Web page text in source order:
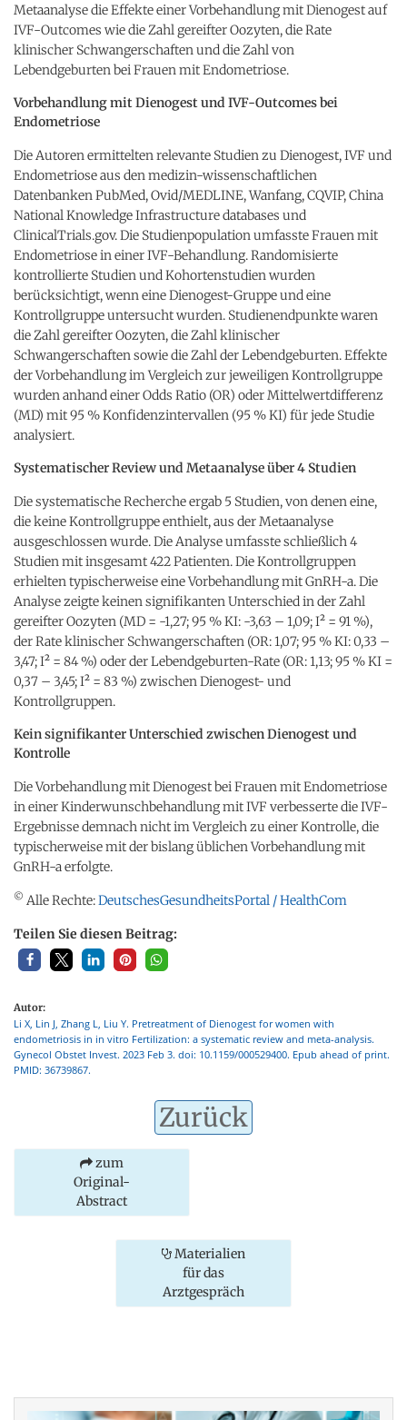
Metaanalyse die Effekte einer Vorbehandlung mit Dienogest auf
IVF-Outcomes wie die Zahl gereifter Oozyten, die Rate
klinischer Schwangerschaften und die Zahl von
Lebendgeburten bei Frauen mit Endometriose.
Vorbehandlung mit Dienogest und IVF-Outcomes bei
Endometriose
Die Autoren ermittelten relevante Studien zu Dienogest, IVF und
Endometriose aus den medizin-wissenschaftlichen
Datenbanken PubMed, Ovid/MEDLINE, Wanfang, CQVIP, China
National Knowledge Infrastructure databases und
ClinicalTrials.gov. Die Studienpopulation umfasste Frauen mit
Endometriose in einer IVF-Behandlung. Randomisierte
kontrollierte Studien und Kohortenstudien wurden
berücksichtigt, wenn eine Dienogest-Gruppe und eine
Kontrollgruppe untersucht wurden. Studienendpunkte waren
die Zahl gereifter Oozyten, die Zahl klinischer
Schwangerschaften sowie die Zahl der Lebendgeburten. Effekte
der Vorbehandlung im Vergleich zur jeweiligen Kontrollgruppe
wurden anhand einer Odds Ratio (OR) oder Mittelwertdifferenz
(MD) mit 95 % Konfidenzintervallen (95 % KI) für jede Studie
analysiert.
Systematischer Review und Metaanalyse über 4 Studien
Die systematische Recherche ergab 5 Studien, von denen eine,
die keine Kontrollgruppe enthielt, aus der Metaanalyse
ausgeschlossen wurde. Die Analyse umfasste schließlich 4
Studien mit insgesamt 422 Patienten. Die Kontrollgruppen
erhielten typischerweise eine Vorbehandlung mit GnRH-a. Die
Analyse zeigte keinen signifikanten Unterschied in der Zahl
gereifter Oozyten (MD = -1,27; 95 % KI: -3,63 – 1,09; I² = 91 %),
der Rate klinischer Schwangerschaften (OR: 1,07; 95 % KI: 0,33 –
3,47; I² = 84 %) oder der Lebendgeburten-Rate (OR: 1,13; 95 % KI =
0,37 – 3,45; I² = 83 %) zwischen Dienogest- und
Kontrollgruppen.
Kein signifikanter Unterschied zwischen Dienogest und
Kontrolle
Die Vorbehandlung mit Dienogest bei Frauen mit Endometriose
in einer Kinderwunschbehandlung mit IVF verbesserte die IVF-
Ergebnisse demnach nicht im Vergleich zu einer Kontrolle, die
typischerweise mit der bislang üblichen Vorbehandlung mit
GnRH-a erfolgte.
© Alle Rechte:DeutschesGesundheitsPortal / HealthCom
Teilen Sie diesen Beitrag:
Autor:
Li X, Lin J, Zhang L, Liu Y. Pretreatment of Dienogest for women with
endometriosis in in vitro Fertilization: a systematic review and meta-analysis.
Gynecol Obstet Invest. 2023 Feb 3. doi: 10.1159/000529400. Epub ahead of print.
PMID: 36739867.
Zurück
zum
Original-
Abstract
Materialien
für das
Arztgespräch